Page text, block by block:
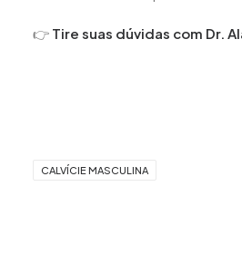
👉 Tire suas dúvidas com Dr.
CALVÍCIE MASCULINA